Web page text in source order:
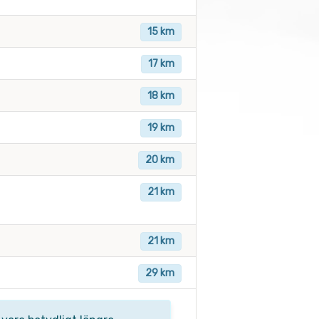
15 km
17 km
18 km
19 km
20 km
21 km
21 km
29 km